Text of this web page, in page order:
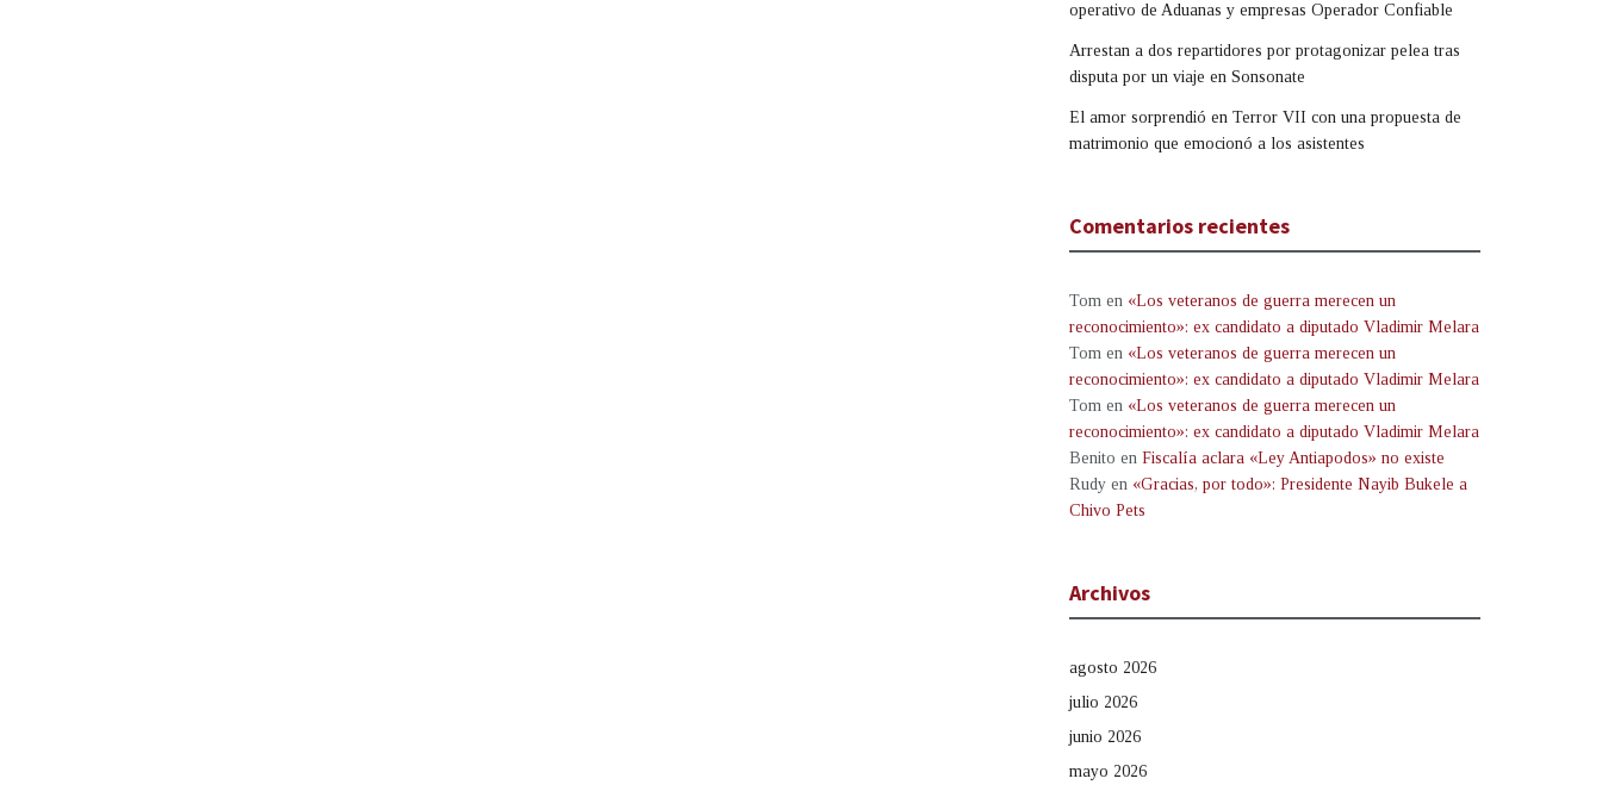
operativo de Aduanas y empresas Operador Confiable
Arrestan a dos repartidores por protagonizar pelea tras
disputa por un viaje en Sonsonate
El amor sorprendió en Terror VII con una propuesta de
matrimonio que emocionó a los asistentes
Comentarios recientes
Tom en «Los veteranos de guerra merecen un
reconocimiento»: ex candidato a diputado Vladimir Melara
Tom en «Los veteranos de guerra merecen un
reconocimiento»: ex candidato a diputado Vladimir Melara
Tom en «Los veteranos de guerra merecen un
reconocimiento»: ex candidato a diputado Vladimir Melara
Benito en Fiscalía aclara «Ley Antiapodos» no existe
Rudy en «Gracias, por todo»: Presidente Nayib Bukele a
Chivo Pets
Archivos
agosto 2026
julio 2026
junio 2026
mayo 2026